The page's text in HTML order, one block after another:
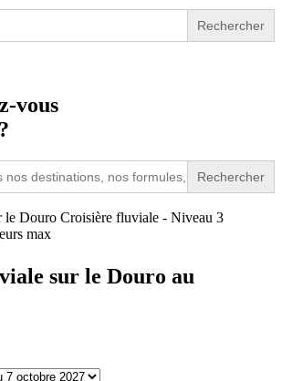
vous
Croisière fluviale - Niveau 3
max
sur le Douro au